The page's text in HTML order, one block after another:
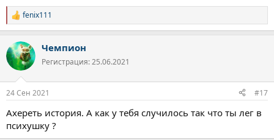
Р
е
к
ц
и
fenix111
Чемпион
Регистрация: 25.06.2021
24 Сен 2021 #17
Ахереть история. А как у тебя случилось так что ты лег в
психушку ?